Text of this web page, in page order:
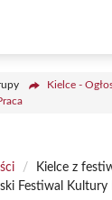
Kielce -
/
Kielce z
Festiwal Kultury